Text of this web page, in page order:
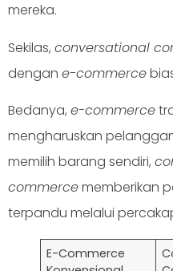
mereka.
Sekilas, conversational
dengan e-commerce
Bedanya, e-commerce
mengharuskan
memilih barang sendiri,
commercememberikan
terpandu melalui
E-Commerce